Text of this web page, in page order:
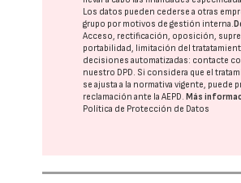
Los datos pueden cederse a otras
grupo por motivos de gestión interna.
Acceso, rectificación, oposición,
portabilidad, limitación del
decisiones automatizadas: contacte
nuestro DPD. Si considera que el
se ajusta a la normativa vigente, puede
reclamación ante laAEPD.Más
Política de Protección de Datos